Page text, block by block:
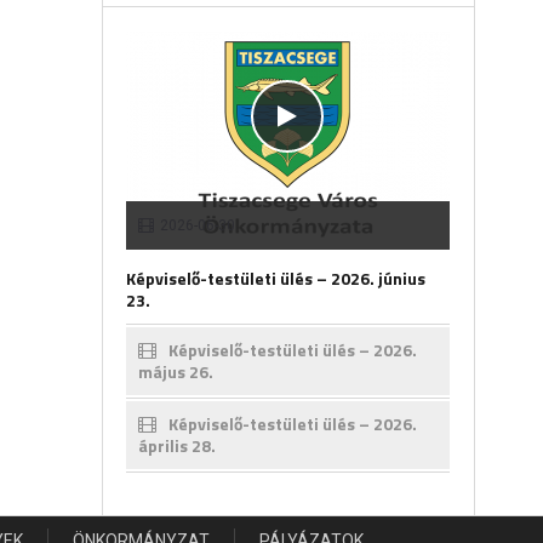
Képviselő-testületi ülés – 2026. június
23.
Képviselő-testületi ülés – 2026.
május 26.
Képviselő-testületi ülés – 2026.
április 28.